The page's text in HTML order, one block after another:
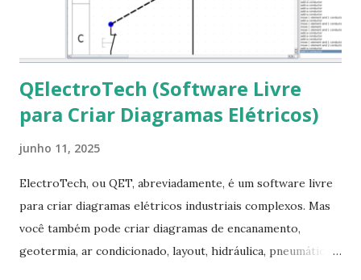
apt-get install --reinstall ttf-mscorefonts-installer
QElectroTech (Software Livre
para Criar Diagramas Elétricos)
junho 11, 2025
ElectroTech, ou QET, abreviadamente, é um software livre
para criar diagramas elétricos industriais complexos. Mas
você também pode criar diagramas de encanamento,
geotermia, ar condicionado, layout, hidráulica, pneumática,